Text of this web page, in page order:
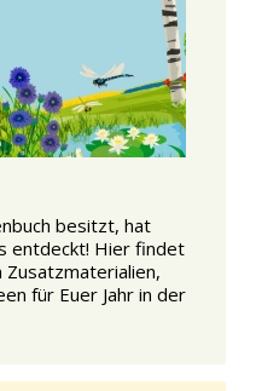
besitzt, hat
entdeckt! Hier findet
Zusatzmaterialien,
für Euer Jahr in der